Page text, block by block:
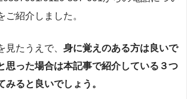
ご紹介しました。
見たうえで、 身に覚えのある方は良いで
思った場合は本記事で紹介している３つ
みると良いでしょう。